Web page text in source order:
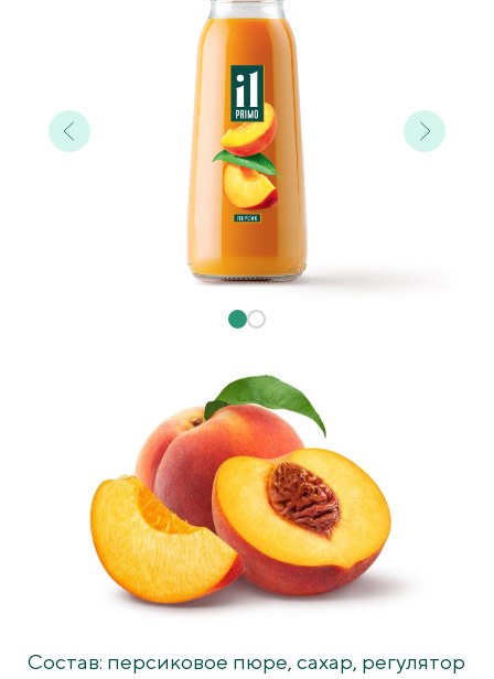
Состав: персиковое пюре, сахар, регулятор